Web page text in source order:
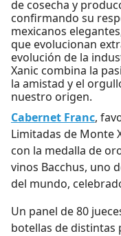
de cosecha y
confirmando su
mexicanos
que evolucionan
evolución de la
Xanic combina la
la amistad y el
nuestro origen.
Cabernet Franc,
Limitadas de Monte
con la medalla de
vinos Bacchus, uno
del mundo,
Un panel de 80
botellas de distintas